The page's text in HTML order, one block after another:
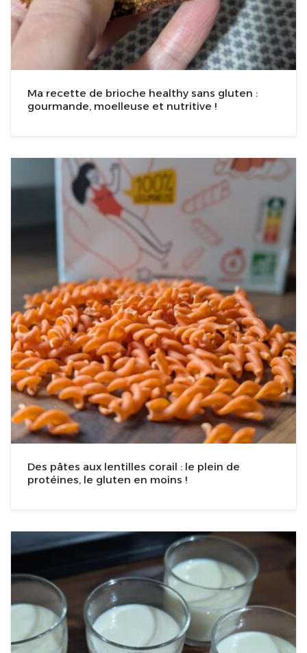
Ma recette de brioche healthy sans gluten :
gourmande, moelleuse et nutritive !
Des pâtes aux lentilles corail : le plein de
protéines, le gluten en moins !